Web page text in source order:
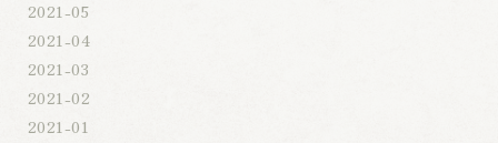
2021-05
2021-04
2021-03
2021-02
2021-01